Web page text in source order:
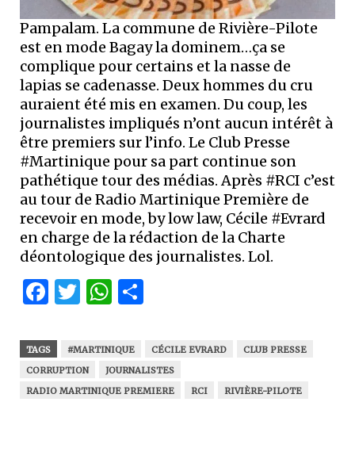
Pampalam. La commune de Rivière-Pilote
est en mode Bagay la dominem…ça se
complique pour certains et la nasse de
lapias se cadenasse. Deux hommes du cru
auraient été mis en examen. Du coup, les
journalistes impliqués n’ont aucun intérêt à
être premiers sur l’info. Le Club Presse
#Martinique pour sa part continue son
pathétique tour des médias. Après #RCI c’est
au tour de Radio Martinique Première de
recevoir en mode, by low law, Cécile #Evrard
en charge de la rédaction de la Charte
déontologique des journalistes. Lol.
Facebook
Twitter
WhatsApp
TAGS #MARTINIQUE CÉCILE EVRARD
CLUB PRESSE
CORRUPTION
JOURNALISTES
RADIO MARTINIQUE PREMIERE
RCI RIVIÈRE-PILOTE